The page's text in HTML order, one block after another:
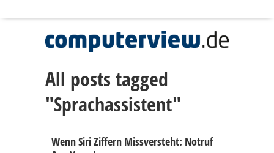
All posts tagged
"Sprachassistent"
Wenn Siri Ziffern Missversteht: Notruf